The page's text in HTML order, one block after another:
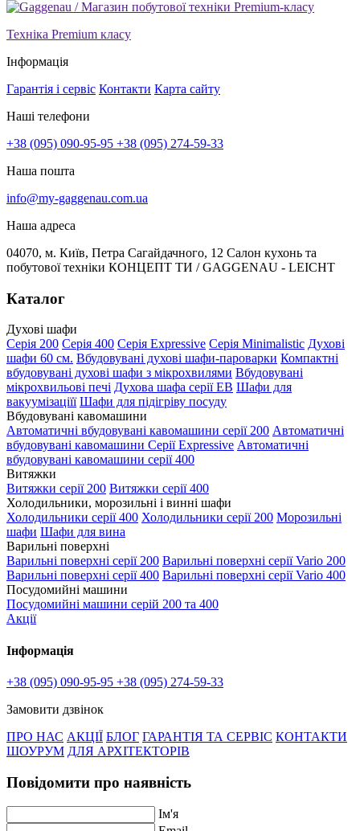
Техніка Premium класу
Інформація
Гарантія і сервіс Контакти Карта сайту
Наші телефони
+38 (095) 090-95-95 +38 (095) 274-59-33
Наша пошта
info@my-gaggenau.com.ua
Наша адреса
04070, м. Київ, Петра Сагайдачного, 12 Салон кухонь та
побутової техніки КОНЦЕПТ ТИ / GAGGENAU - LEICHT
Каталог
Духові шафи
Серія 200 Серія 400 Серія Expressive Серія Minimalistic Духові
шафи 60 см. Вбудовувані духові шафи-пароварки Компактні
вбудовувані духові шафи з мікрохвилями Вбудовувані
мікрохвильові печі Духова шафа серії EB Шафи для
вакуумізаціїї Шафи для підігріву посуду
Вбудовувані кавомашини
Автоматичні вбудовувані кавомашини серії 200 Автоматичні
вбудовувані кавомашини Серії Expressive Автоматичні
вбудовувані кавомашини серії 400
Витяжки
Витяжки серії 200 Витяжки серії 400
Холодильники, морозильні і винні шафи
Холодильники серії 400 Холодильники серії 200 Морозильні
шафи Шафи для вина
Варильні поверхні
Варильні поверхні серії 200 Варильні поверхні серії Vario 200
Варильні поверхні серії 400 Варильні поверхні серії Vario 400
Посудомийні машини
Посудомийні машини серій 200 та 400
Акції
Інформація
+38 (095) 090-95-95 +38 (095) 274-59-33
Замовити дзвінок
ПРО НАС АКЦІЇ БЛОГ ГАРАНТІЯ ТА СЕРВІС КОНТАКТИ
ШОУРУМ ДЛЯ АРХІТЕКТОРІВ
Повідомити про наявність
Ім'я